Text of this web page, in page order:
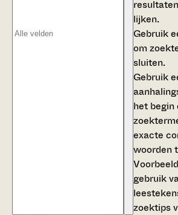
lijken.
Gebruik
om
sluiten.
Gebruik
het begin
exacte
woorden
gebruik
zoektips